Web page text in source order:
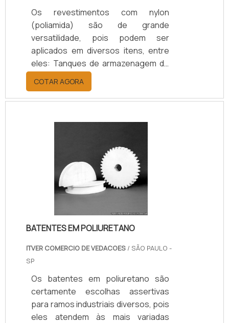
Os revestimentos com nylon
(poliamida) são de grande
versatilidade, pois podem ser
aplicados em diversos itens, entre
eles: Tanques de armazenagem de
materiais químicos; Estruturas
metálicas; Dobradiças; Pés de
maquinários.Esta modalidade de
garantem ter uma peça ou estrutura
complementarmente revestida pelo
produto em alguns minutos.Além de
prático, o revestimento com nlyon é
COTAR AGORA
BATENTES EM POLIURETANO
ITVER COMERCIO DE VEDACOES / SÃO PAULO -
SP
Os batentes em poliuretano são
certamente escolhas assertivas
para ramos industriais diversos, pois
eles atendem às mais variadas